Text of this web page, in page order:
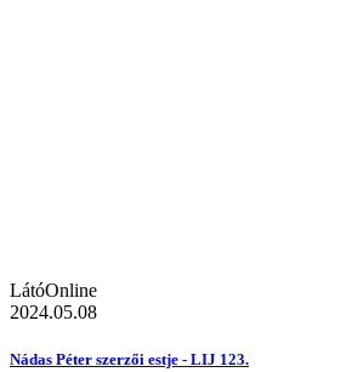
LátóOnline
2024.05.08
Nádas Péter szerzői estje - LIJ 123.